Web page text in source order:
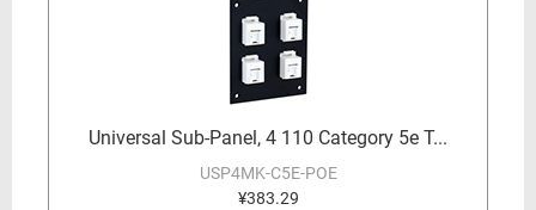
Universal Sub-Panel, 4 110 Category 5e T...
USP4MK-C5E-POE
¥383.29